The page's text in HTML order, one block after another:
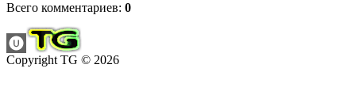
Всего комментариев: 0
Copyright TG © 2026